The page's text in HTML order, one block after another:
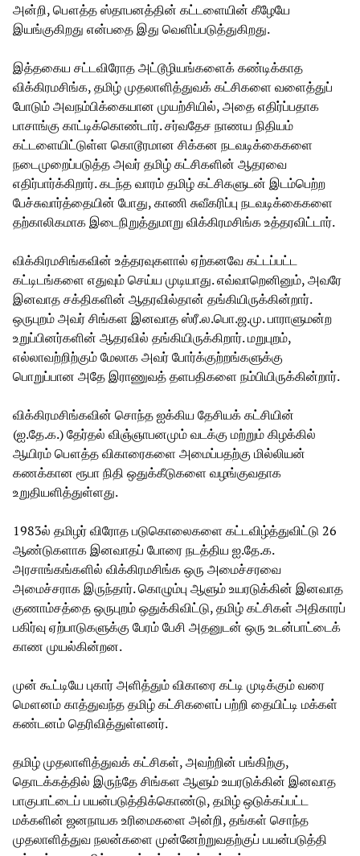
அன்றி, பௌத்த ஸ்தாபனத்தின் கட்டளையின் கீழேயே
இயங்குகிறது என்பதை இது வெளிப்படுத்துகிறது.
இத்தகைய சட்டவிரோத அட்டூழியங்களைக் கண்டிக்காத
விக்கிரமசிங்க, தமிழ் முதலாளித்துவக் கட்சிகளை வளைத்துப்
போடும் அவநம்பிக்கையான முயற்சியில், அதை எதிர்ப்பதாக
பாசாங்கு காட்டிக்கொண்டார். சர்வதேச நாணய நிதியம்
கட்டளையிட்டுள்ள கொடூரமான சிக்கன நடவடிக்கைகளை
நடைமுறைப்படுத்த அவர் தமிழ் கட்சிகளின் ஆதரவை
எதிர்பார்க்கிறார். கடந்த வாரம் தமிழ் கட்சிகளுடன் இடம்பெற்ற
பேச்சுவார்த்தையின் போது, காணி சுவீகரிப்பு நடவடிக்கைகளை
தற்காலிகமாக இடைநிறுத்துமாறு விக்கிரமசிங்க உத்தரவிட்டார்.
விக்கிரமசிங்கவின் உத்தரவுகளால் ஏற்கனவே கட்டப்பட்ட
கட்டிடங்களை எதுவும் செய்ய முடியாது. எவ்வாறெனினும், அவரே
இனவாத சக்திகளின் ஆதரவில்தான் தங்கியிருக்கின்றார்.
ஒருபுறம் அவர் சிங்கள இனவாத ஸ்ரீ.ல.பொ.ஜ.மு. பாராளுமன்ற
உறுப்பினர்களின் ஆதரவில் தங்கியிருக்கிறார். மறுபுறம்,
எல்லாவற்றிற்கும் மேலாக அவர் போர்க்குற்றங்களுக்கு
பொறுப்பான அதே இராணுவத் தளபதிகளை நம்பியிருக்கின்றார்.
விக்கிரமசிங்கவின் சொந்த ஐக்கிய தேசியக் கட்சியின்
(ஐ.தே.க.) தேர்தல் விஞ்ஞாபனமும் வடக்கு மற்றும் கிழக்கில்
ஆயிரம் பௌத்த விகாரைகளை அமைப்பதற்கு மில்லியன்
கணக்கான ரூபா நிதி ஒதுக்கீடுகளை வழங்குவதாக
உறுதியளித்துள்ளது.
1983ல் தமிழர் விரோத படுகொலைகளை கட்டவிழ்த்துவிட்டு 26
ஆண்டுகளாக இனவாதப் போரை நடத்திய ஐ.தே.க.
அரசாங்கங்களில் விக்கிரமசிங்க ஒரு அமைச்சரவை
அமைச்சராக இருந்தார். கொழும்பு ஆளும் உயரடுக்கின் இனவாத
குணாம்சத்தை ஒருபுறம் ஒதுக்கிவிட்டு, தமிழ் கட்சிகள் அதிகாரப்
பகிர்வு ஏற்பாடுகளுக்கு பேரம் பேசி அதனுடன் ஒரு உடன்பாட்டைக்
காண முயல்கின்றன.
முன் கூட்டியே புகார் அளித்தும் விகாரை கட்டி முடிக்கும் வரை
மௌனம் காத்துவந்த தமிழ் கட்சிகளைப் பற்றி தையிட்டி மக்கள்
கண்டனம் தெரிவித்துள்ளனர்.
தமிழ் முதலாளித்துவக் கட்சிகள், அவற்றின் பங்கிற்கு,
தொடக்கத்தில் இருந்தே சிங்கள ஆளும் உயரடுக்கின் இனவாத
பாகுபாட்டைப் பயன்படுத்திக்கொண்டு, தமிழ் ஒடுக்கப்பட்ட
மக்களின் ஜனநாயக உரிமைகளை அன்றி, தங்கள் சொந்த
முதலாளித்துவ நலன்களை முன்னேற்றுவதற்குப் பயன்படுத்தி